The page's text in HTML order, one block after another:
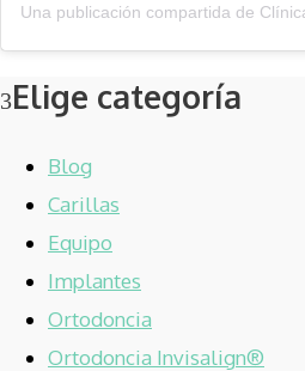
Elige categoría
Blog
Carillas
Equipo
Implantes
Ortodoncia
Ortodoncia Invisalign®